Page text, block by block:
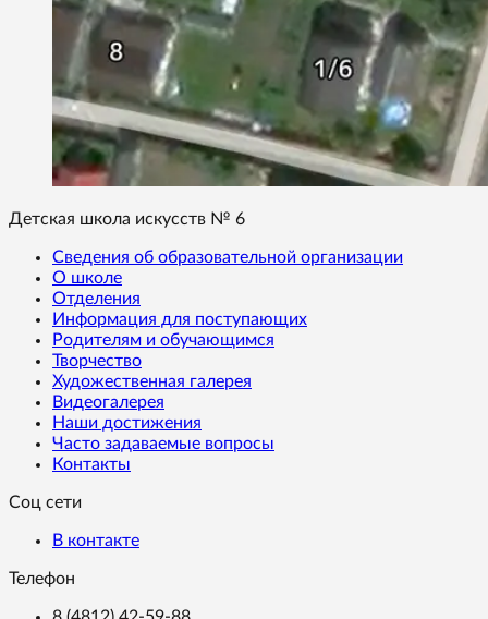
Детская школа искусств № 6
Сведения об образовательной организации
О школе
Отделения
Информация для поступающих
Родителям и обучающимся
Творчество
Художественная галерея
Видеогалерея
Наши достижения
Часто задаваемые вопросы
Контакты
Соц сети
В контакте
Телефон